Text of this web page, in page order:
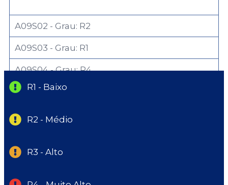
A09S02 - Grau: R2
A09S03 - Grau: R1
A09S04 - Grau: R4
R1 - Baixo
R2 - Médio
R3 - Alto